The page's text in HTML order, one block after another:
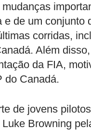
de um conjunto
corridas,
Além
da FIA,
do Canadá.
de jovens
Browning